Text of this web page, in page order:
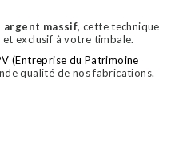
argent massif, cette technique
exclusif à votre timbale.
(Entreprise du Patrimoine
qualité de nos fabrications.